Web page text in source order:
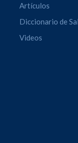
Artículos
Diccionario de
Videos